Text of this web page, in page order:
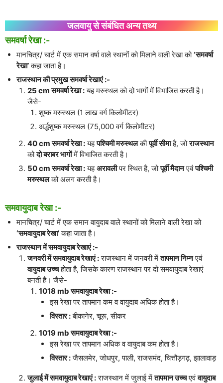
जलवायु से संबंधित अन्य तथ्य
समवर्षा रेखा :-
मानचित्र/ चार्ट में एक समान वर्षा वाले स्थानों को मिलाने वाली रेखा को‘समवर्षा
रेखा’कहा जाता है।
राजस्थान की प्रमुख समवर्षा रेखाएं :-
25 cm समवर्षा रेखा :यह मरुस्थल को दो भागों में विभाजित करती है।
जैसे-
शुष्क मरुस्थल (1 लाख वर्ग किलोमीटर)
अर्द्धशुष्क मरुस्थल (75,000 वर्ग किलोमीटर)
40 cm समवर्षा रेखा :यहपश्चिमी मरुस्थलकीपूर्वी सीमाहै, जोराजस्थान
कोदो बराबर भागोंमें विभाजित करती है।
50 cm समवर्षा रेखा :यहअरावलीपर स्थित है, जोपूर्वी मैदानएवंपश्चिमी
मरुस्थलको अलग करती है।
समवायुदाब रेखा :-
मानचित्र/ चार्ट में एक समान वायुदाब वाले स्थानों को मिलाने वाली रेखा को
‘समवायुदाब रेखा’कहा जाता है।
राजस्थान में समवायुदाब रेखाएं :-
जनवरी में समवायुदाब रेखाएं :राजस्थान में जनवरी मेंतापमान निम्नएवं
वायुदाब उच्चहोता है, जिसके कारण राजस्थान पर दो समवायुदाब रेखाएं
बनती है। जैसे-
1018 mb समवायुदाब रेखा :-
इस रेखा पर तापमान कम व वायुदाब अधिक होता है।
विस्तार :बीकानेर, चूरू, सीकर
1019 mb समवायुदाब रेखा :-
इस रेखा पर तापमान अधिक व वायुदाब कम होता है।
विस्तार :जैसलमेर, जोधपुर, पाली, राजसमंद, चित्तौड़गढ़, झालावाड़
जुलाई में समवायुदाब रेखाएं :राजस्थान में जुलाई मेंतापमान उच्चएवंवायुदाब